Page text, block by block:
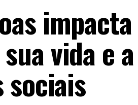
impacta
vida e
sociais